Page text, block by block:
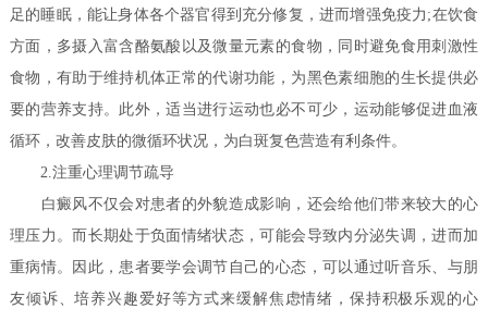
足的睡眠，能让身体各个器官得到充分修复，进而增强免疫力;在饮食
方面，多摄入富含酪氨酸以及微量元素的食物，同时避免食用刺激性
食物，有助于维持机体正常的代谢功能，为黑色素细胞的生长提供必
要的营养支持。此外，适当进行运动也必不可少，运动能够促进血液
循环，改善皮肤的微循环状况，为白斑复色营造有利条件。
2.注重心理调节疏导
白癜风不仅会对患者的外貌造成影响，还会给他们带来较大的心
理压力。而长期处于负面情绪状态，可能会导致内分泌失调，进而加
重病情。因此，患者要学会调节自己的心态，可以通过听音乐、与朋
友倾诉、培养兴趣爱好等方式来缓解焦虑情绪，保持积极乐观的心